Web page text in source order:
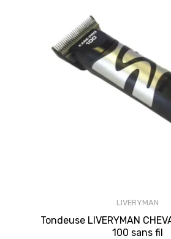
LIVERYMAN
Tondeuse LIVERYMAN
100 sans fil